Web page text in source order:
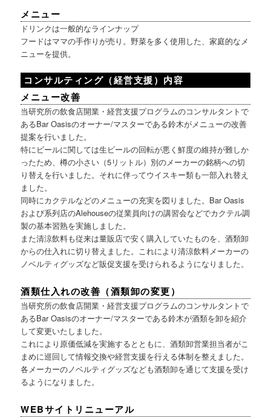
メニュー
ドリンクは一般的なラインナップ
フードはママの手作りが売り。野菜を多く使用した、家庭的なメ
ニューを提供。
コンサルティング（経営支援）内容
メニュー改善
当研究所の飲食店開業・経営支援プログラムのコンサルタントで
あるBar Oasisのオーナー/マスターである鈴木がメニューの改善
提案を行いました。
特にビールに関しては生ビールの回転が悪く鮮度の維持が難しか
ったため、樽の小さい（5リットル）別のメーカーの銘柄への切
り替えを行いました。それに伴ってウイスキー類も一部入れ替え
ました。
同時にカクテルなどのメニューの充実を図りました。Bar Oasis
および系列店のAlehouseの従業員向けの講習会などでカクテル調
製の基本習熟を実施しました。
また清涼飲料も従来は量販店で安く購入していたものを、酒類卸
からの仕入れに切り替えました。これにより清涼飲料メーカーの
ノベルティグッズなど販促支援を受けられるようになりました。
酒類仕入れの改善（酒類卸の変更）
当研究所の飲食店開業・経営支援プログラムのコンサルタントで
あるBar Oasisのオーナー/マスターである鈴木が酒類を卸を紹介
して変更いたしました。
これにより原価低減を実施するとともに、酒類卸営業担当者がこ
まめに巡回して情報交換や経営支援を行える体制を整えました。
各メーカーのノベルティグッズなども酒類卸を通じて支援を受け
るようになりました。
WEBサイトリニューアル